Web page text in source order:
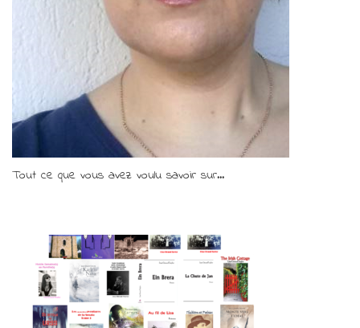
Tout ce que vous avez voulu savoir sur...